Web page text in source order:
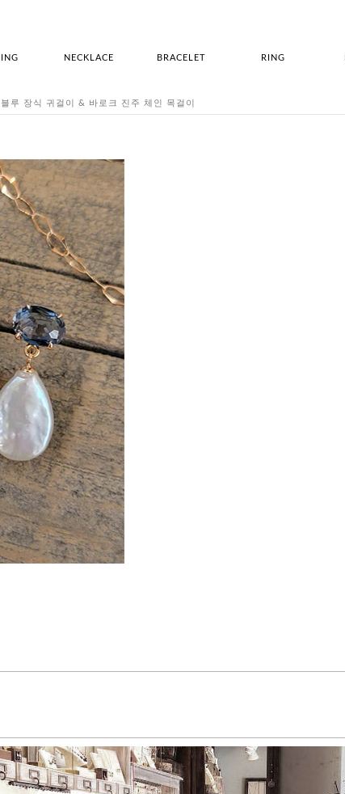
NECKLACE BRACELET RING
루 장식 귀걸이 & 바로크 진주 체인 목걸이